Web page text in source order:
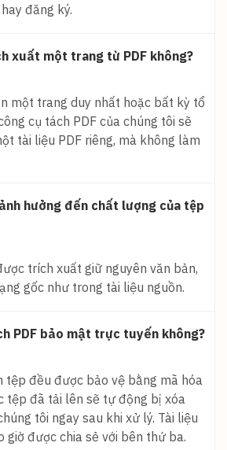
đăng ký.
xuất một trang từ PDF không?
một trang duy nhất hoặc bất kỳ tổ
cụ tách PDF của chúng tôi sẽ
tài liệu PDF riêng, mà không làm
hưởng đến chất lượng của tệp
trích xuất giữ nguyên văn bản,
gốc như trong tài liệu nguồn.
PDF bảo mật trực tuyến không?
tệp đều được bảo vệ bằng mã hóa
tệp đã tải lên sẽ tự động bị xóa
tôi ngay sau khi xử lý. Tài liệu
giờ được chia sẻ với bên thứ ba.